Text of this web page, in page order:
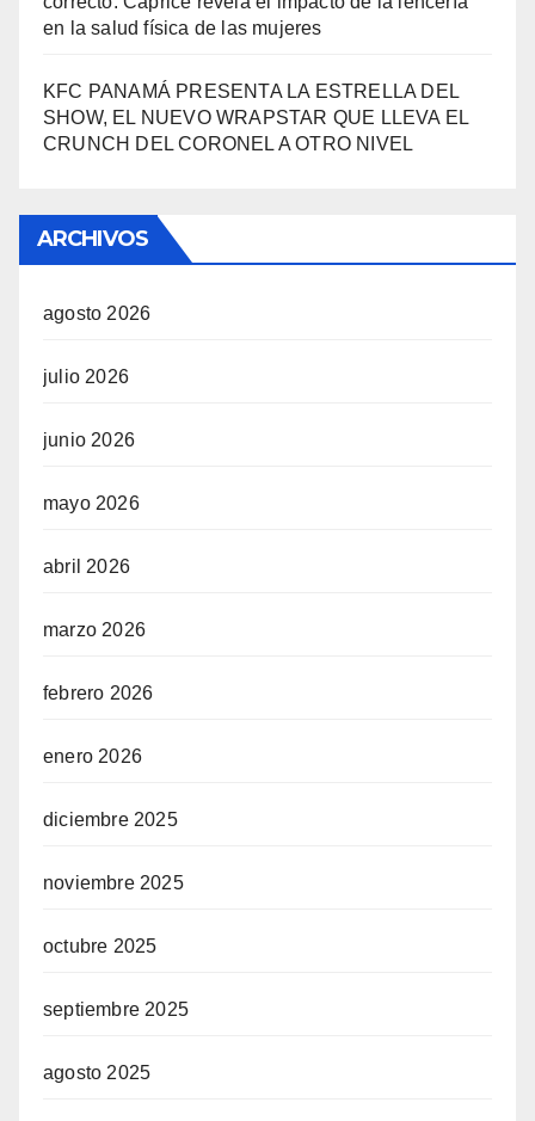
en la salud física de las mujeres
KFC PANAMÁ PRESENTA LA ESTRELLA DEL
SHOW, EL NUEVO WRAPSTAR QUE LLEVA EL
CRUNCH DEL CORONEL A OTRO NIVEL
ARCHIVOS
agosto 2026
julio 2026
junio 2026
mayo 2026
abril 2026
marzo 2026
febrero 2026
enero 2026
diciembre 2025
noviembre 2025
octubre 2025
septiembre 2025
agosto 2025